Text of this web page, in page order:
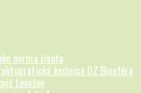
norma života
knižnica OZ Biosféra
Levašov